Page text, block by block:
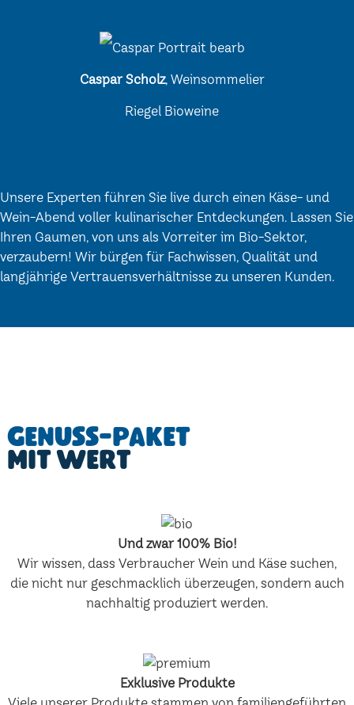
Caspar Scholz, Weinsommelier
Riegel Bioweine
Unsere Experten führen Sie live durch einen Käse- und
Wein-Abend voller kulinarischer Entdeckungen. Lassen Sie
Ihren Gaumen, von uns als Vorreiter im Bio-Sektor,
verzaubern! Wir bürgen für Fachwissen, Qualität und
langjährige Vertrauensverhältnisse zu unseren Kunden.
Genuss-Paket
mit Wert
Und zwar 100% Bio!
Wir wissen, dass Verbraucher Wein und Käse suchen,
die nicht nur geschmacklich überzeugen, sondern auch
nachhaltig produziert werden.
Exklusive Produkte